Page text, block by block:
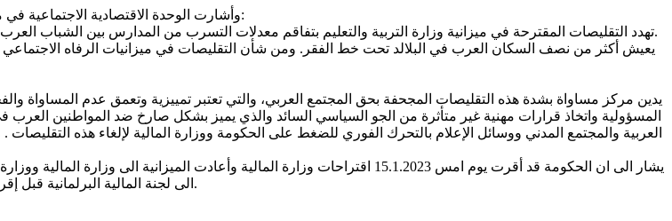
وأشارت الوحدة الاقتصادية الاجتماعية في مركز مساواة الى العواقب الوخيمة على التعليم والعمل والرفاه الاجتماعي والصحة والثقافة:
@ تهدد التقليصات المقترحة في ميزانية وزارة التربية والتعليم بتفاقم معدلات التسرب من المدارس بين الشباب العرب، مما قد يؤدي بهم إلى مسارات اجتماعية سلبية، بما في ذلك التورط في العنف والجريمة.
يدين مركز مساواة بشدة هذه التقليصات المجحفة بحق المجتمع العربي، والتي تعتبر تمييزية وتعمق عدم المساواة
المسؤولية واتخاذ قرارات مهنية غير متأثرة من الجو السياسي السائد والذي يميز بشكل صارخ ضد المواطنين العرب
العربية والمجتمع المدني ووسائل الإعلام بالتحرك الفوري للضغط على الحكومة ووزارة المالية لإلغاء هذه
يشار الى ان الحكومة قد أقرت يوم امس 15.1.2023 اقتراحات وزارة المالية وأعادت
الى لجنة المالية البرلمانية قبل إقراره نهائيا. ومن المتوقع ان يتم أقرار الميزانية من قبل الكنيست قبل نهاية شهر فبراير القادم.